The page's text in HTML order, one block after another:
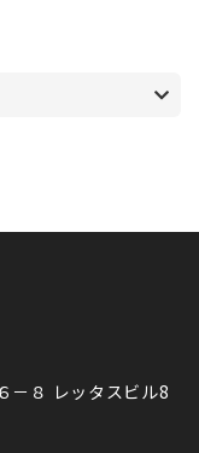
８ レッタスビル8